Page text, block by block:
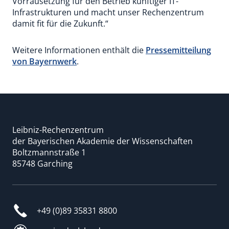
Infrastrukturen und macht unser Rechenzentrum
damit fit für die Zukunft.“
Weitere Informationen enthält die Pressemitteilung
von Bayernwerk.
Leibniz-Rechenzentrum
der Bayerischen Akademie der Wissenschaften
Boltzmannstraße 1
85748 Garching
+49 (0)89 35831 8800